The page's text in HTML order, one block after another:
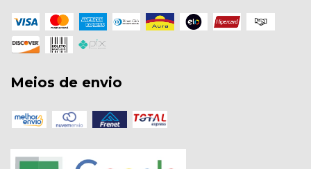
Meios de envio